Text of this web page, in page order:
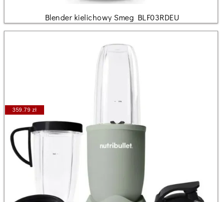
Blender kielichowy Smeg BLF03RDEU
359.79 zł